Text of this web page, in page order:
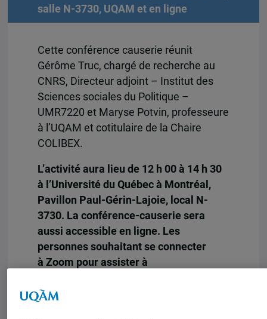
salle N-3730, UQAM et en ligne
Cette conférence causerie réunit
Gérôme Truc, chargé de recherche au
CNRS, Directeur adjoint – Institut des
Sciences sociales du Politique –
UMR7220 et Maryse Potvin, professeure
à l’UQAM et cotitulaire de la Chaire
COLIBEX.
L’activité aura lieu de 12 h 00 à 14 h 30
à l’Université du Québec à Montréal,
Pavillon Paul-Gérin-Lajoie, local N-
3730. La conférence-causerie sera
aussi accessible en ligne. Les
personnes souhaitant se connecter
à Zoom pour assister à
L’inscription pour assister à l’activité sur